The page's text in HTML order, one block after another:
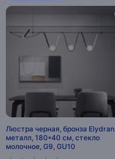
Люстра черная, бронза Elydran,
металл, 180*40 см, стекло
молочное, G9, GU10